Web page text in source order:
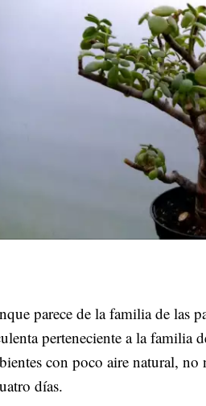
parece de la familia de las
perteneciente a la familia
con poco aire natural, no
días.